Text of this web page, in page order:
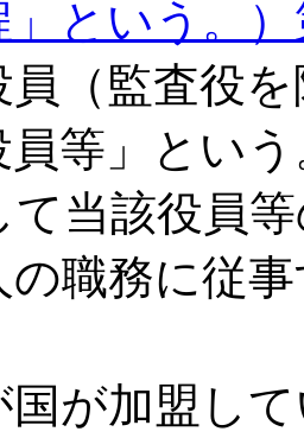
」という。
員（監査役
員等」とい
て当該役員
の職務に従
国が加盟し